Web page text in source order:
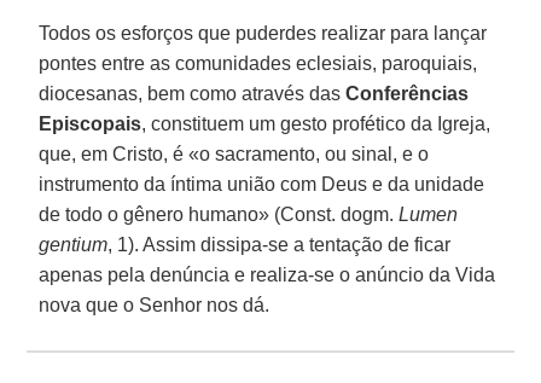
Todos os esforços que puderdes realizar para lançar
pontes entre as comunidades eclesiais, paroquiais,
diocesanas, bem como através dasConferências
Episcopais, constituem um gesto profético da Igreja,
que, em Cristo, é «o sacramento, ou sinal, e o
instrumento da íntima união com Deus e da unidade
de todo o gênero humano» (Const. dogm.Lumen
gentium, 1). Assim dissipa-se a tentação de ficar
apenas pela denúncia e realiza-se o anúncio da Vida
nova que o Senhor nos dá.